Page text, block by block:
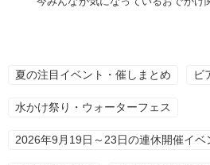
夏の注目イベント・催しまとめ ビ
水かけ祭り・ウォーターフェス
2026年9月19日～23日の連休開催イベ